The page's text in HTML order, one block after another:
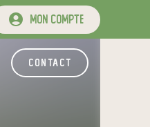
mon compte
contact